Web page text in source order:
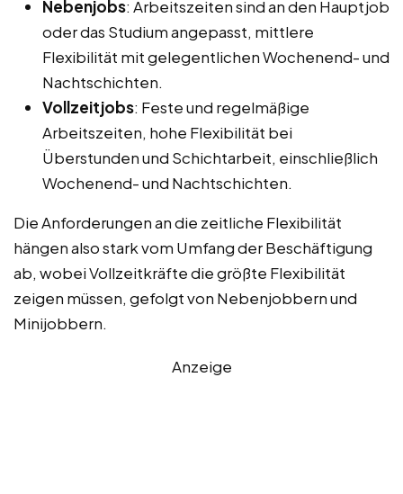
Nebenjobs: Arbeitszeiten sind an den Hauptjob
oder das Studium angepasst, mittlere
Flexibilität mit gelegentlichen Wochenend- und
Nachtschichten.
Vollzeitjobs: Feste und regelmäßige
Arbeitszeiten, hohe Flexibilität bei
Überstunden und Schichtarbeit, einschließlich
Wochenend- und Nachtschichten.
Die Anforderungen an die zeitliche Flexibilität
hängen also stark vom Umfang der Beschäftigung
ab, wobei Vollzeitkräfte die größte Flexibilität
zeigen müssen, gefolgt von Nebenjobbern und
Minijobbern.
Anzeige